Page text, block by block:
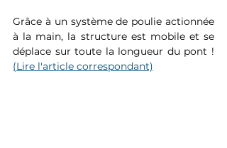
Grâce à un système de poulie actionnée
à la main, la structure est mobile et se
(Lire l'article correspondant)